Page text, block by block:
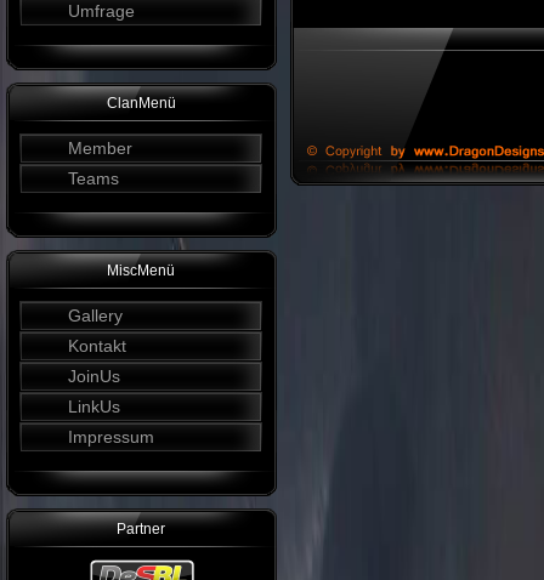
Umfrage
ClanMenü
Member
Teams
MiscMenü
Gallery
Kontakt
JoinUs
LinkUs
Impressum
Partner